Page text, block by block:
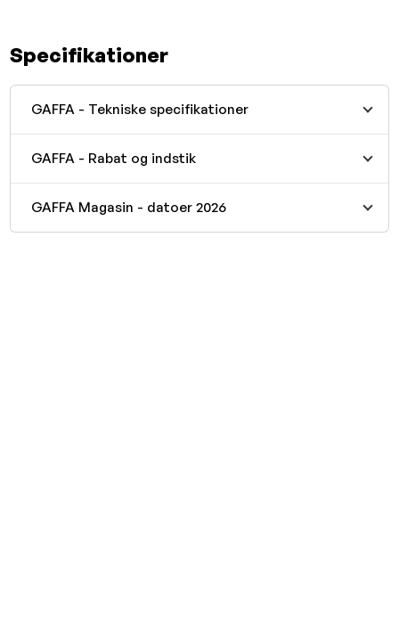
Specifikationer
GAFFA - Tekniske specifikationer
GAFFA - Rabat og indstik
GAFFA Magasin - datoer 2026